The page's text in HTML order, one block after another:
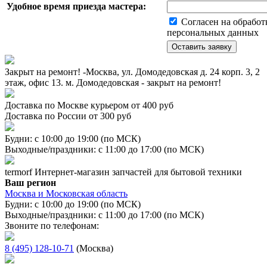
Удобное время приезда мастера:
Согласен на
персональных данных
Закрыт на ремонт! -Москва, ул. Домодедовская д. 24 корп. 3, 2
этаж, офис 13. м. Домодедовская - закрыт на ремонт!
Доставка по Москве курьером от 400 руб
Доставка по России от 300 руб
Будни: с 10:00 до 19:00 (по МСК)
Выходные/праздники: с 11:00 до 17:00 (по МСК)
termorf Интернет-магазин запчастей для бытовой техники
Ваш регион
Москва и Московская область
Будни: с 10:00 до 19:00 (по МСК)
Выходные/праздники: с 11:00 до 17:00 (по МСК)
Звоните по телефонам:
8 (495) 128-10-71 (Москва)